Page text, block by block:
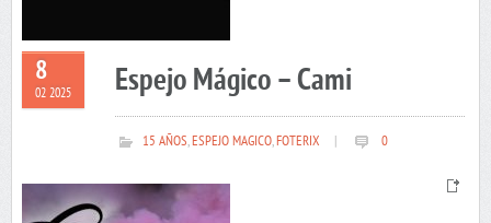
8
02 2025 Espejo Mágico – Cami
15 AÑOS,ESPEJO MAGICO,FOTERIX 0